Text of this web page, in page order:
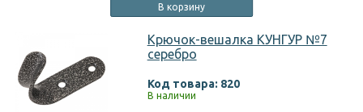
В корзину
Крючок-вешалка КУНГУР №7
серебро
Код товара: 820
В наличии